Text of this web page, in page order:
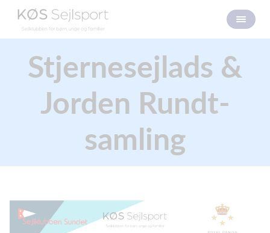
Stjernesejlads &
Jorden Rundt-
samling